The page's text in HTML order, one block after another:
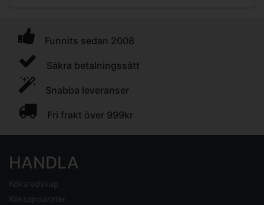
Funnits sedan 2008
Säkra betalningssätt
Snabba leveranser
Fri frakt över 999kr
HANDLA
Köksredskap
Köksapparater